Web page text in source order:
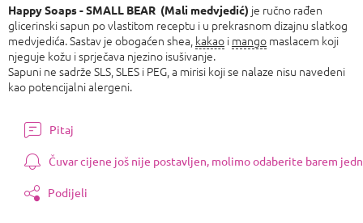
Happy Soaps - SMALL BEAR (Mali medvjedić) je ručno rađen
glicerinski sapun po vlastitom receptu i u prekrasnom dizajnu slatkog
medvjedića. Sastav je obogaćen shea, kakao i mango maslacem koji
njeguje kožu i sprječava njezino isušivanje.
Sapuni ne sadrže SLS, SLES i PEG, a mirisi koji se nalaze nisu navedeni
kao potencijalni alergeni.
Pitaj
Čuvar cijene još nije postavljen, molimo odaberite barem
Podijeli